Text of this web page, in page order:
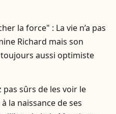
la force" : La vie n’a pas
Richard mais son
aussi optimiste
pas sûrs de les voir le
la naissance de ses